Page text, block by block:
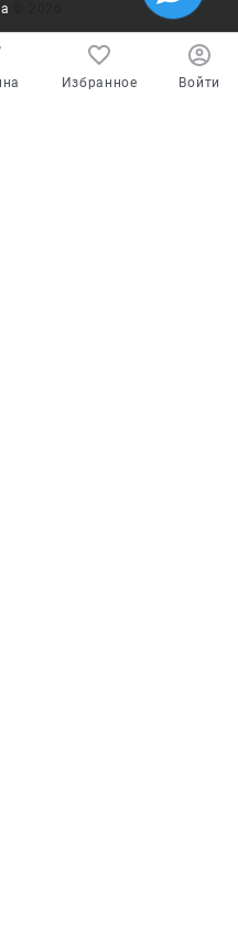
Избранное Войти